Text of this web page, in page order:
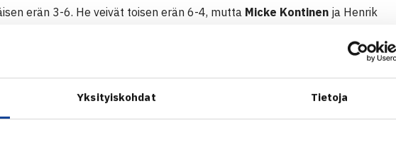
Yksityiskohdat Tietoja
erän 3-6. He veivät toisen erän 6-4, mutta Micke Kontinen ja Henrik